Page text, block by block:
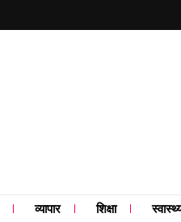
व्यापार शिक्षा